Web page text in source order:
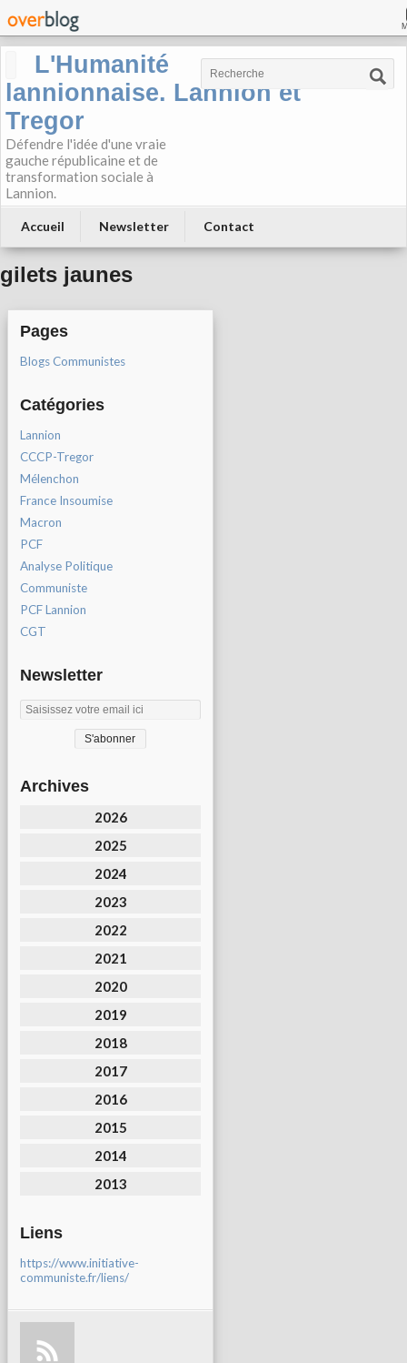
L'Humanité
lannionnaise. Lannion et
Tregor
Défendre l'idée d'une vraie
gauche républicaine et de
transformation sociale à
Lannion.
Accueil Newsletter Contact
gilets jaunes
Pages
Blogs Communistes
Catégories
Lannion
CCCP-Tregor
Mélenchon
France Insoumise
Macron
PCF
Analyse Politique
Communiste
PCF Lannion
CGT
Newsletter
Archives
2026
2025
2024
2023
2022
2021
2020
2019
2018
2017
2016
2015
2014
2013
Liens
https://www.initiative-
communiste.fr/liens/